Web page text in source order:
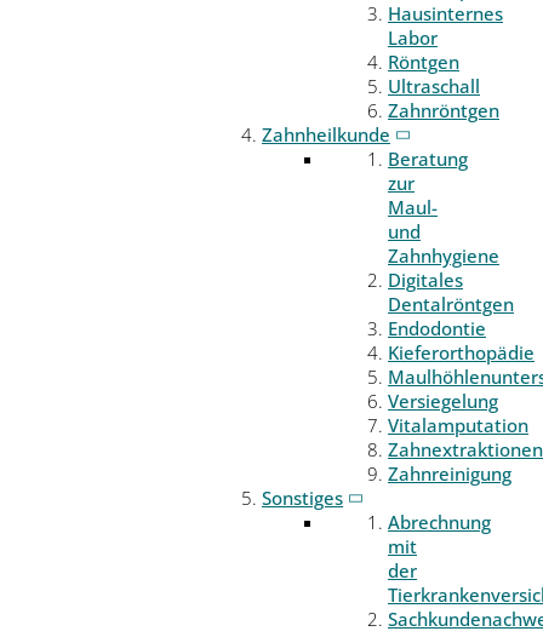
Hausinternes
Labor
Röntgen
Ultraschall
Zahnröntgen
Zahnheilkunde
Beratung
zur
Maul-
und
Zahnhygiene
Digitales
Dentalröntgen
Endodontie
Kieferorthopädie
Versiegelung
Vitalamputation
Zahnextraktionen
Zahnreinigung
Sonstiges
Abrechnung
mit
der